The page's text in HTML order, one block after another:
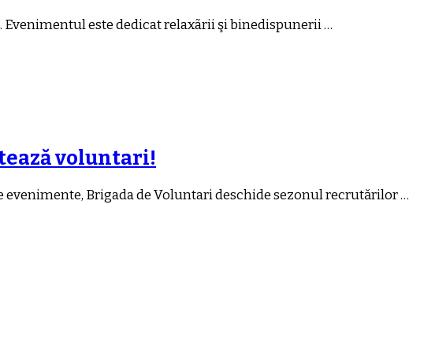
Evenimentul este dedicat relaxãrii şi binedispunerii …
voluntari!
evenimente, Brigada de Voluntari deschide sezonul recrutărilor …